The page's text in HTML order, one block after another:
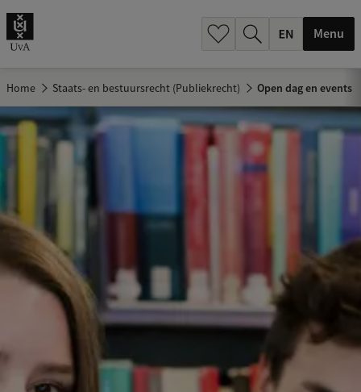
Menu
Home Staats- en bestuursrecht (Publiekrecht) Open dag en events